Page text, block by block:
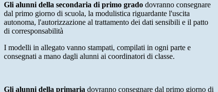
Gli alunni della secondaria di primo grado dovranno consegnare
dal primo giorno di scuola, la modulistica riguardante l'uscita
autonoma, l'autorizzazione al trattamento dei dati sensibili e il patto
di corresponsabilità
I modelli in allegato vanno stampati, compilati in ogni parte e
consegnati a mano dagli alunni ai coordinatori di classe.
Gli alunni della primaria dovranno consegnare dal primo giorno di